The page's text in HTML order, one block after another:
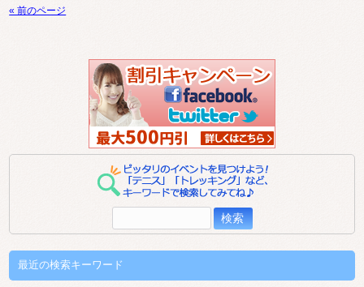
« 前のページ
索:
最近の検索キーワード